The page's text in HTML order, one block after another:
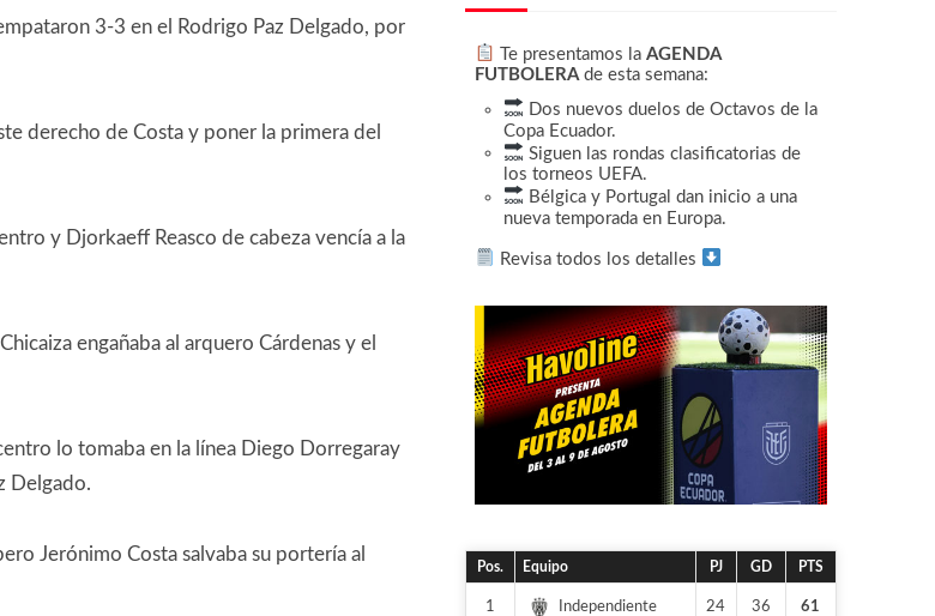
3-3 en el Rodrigo Paz Delgado, por
derecho de Costa y poner la primera del
y Djorkaeff Reasco de cabeza vencía a la
engañaba al arquero Cárdenas y el
lo tomaba en la línea Diego Dorregaray
Delgado.
Jerónimo Costa salvaba su portería al
Te presentamos la AGENDA
FUTBOLERAde esta semana:
Dos nuevos duelos de Octavos de la
Copa Ecuador.
Siguen las rondas clasificatorias de
los torneos UEFA.
Bélgica y Portugal dan inicio a una
nueva temporada en Europa.
Revisa todos los detalles
Pos. Equipo PJ GD PTS
1 Independiente 24 36 61